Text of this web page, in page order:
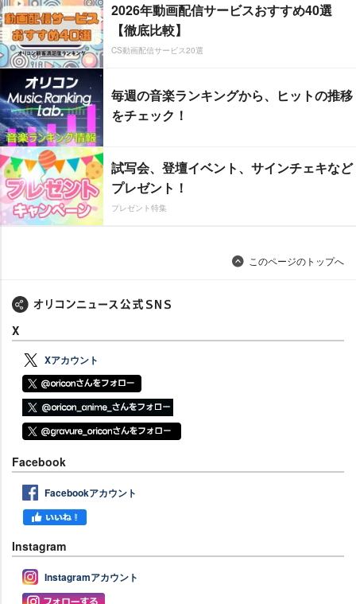
2026年動画配信サービスおすすめ40選
【徹底比較】
CS動画配信サービス20選
毎週の音楽ランキングから、ヒットの推移
をチェック！
試写会、登壇イベント、サインチェキなど
プレゼント！
プレゼント特集
このページのトップへ
X
Xアカウント
Facebook
Facebookアカウント
Instagram
Instagramアカウント